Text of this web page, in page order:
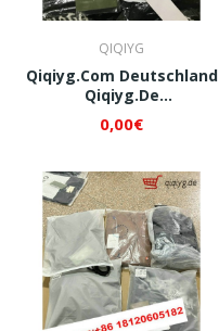
QIQIYG
Qiqiyg.com Deutschland
Qiqiyg.de
QI129
0,00€